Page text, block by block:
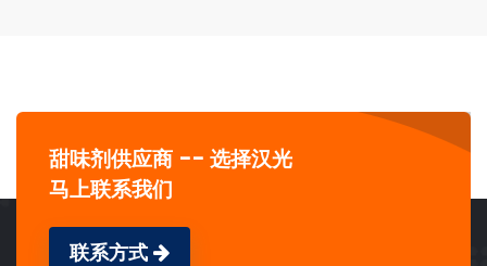
甜味剂供应商 -- 选择汉光
马上联系我们
联系方式